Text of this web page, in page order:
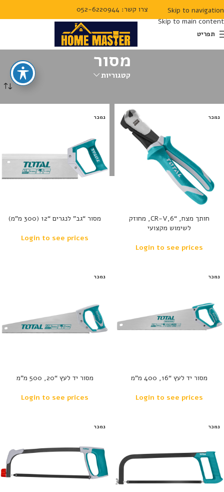
Skip to navigation
Skip to main content
צרו קשר: 052-6220944
תפריט
מסור
קטגוריות
נמכר
חותך מצח, “6,CR-V, מחוזק
לשימוש מקצועי
Login to see prices
נמכר
מסור “גב” לנגרים “12 (300 מ”מ)
Login to see prices
נמכר
מסור יד לעץ “16, 400 מ”מ
Login to see prices
נמכר
מסור יד לעץ “20, 500 מ”מ
Login to see prices
נמכר נמכר